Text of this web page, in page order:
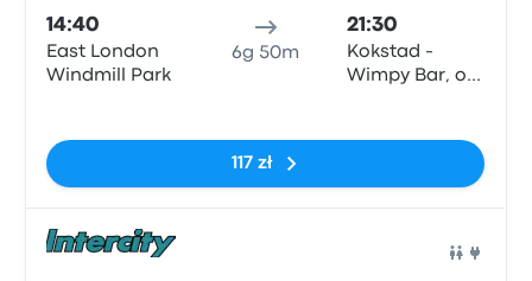
14:40
East London
Windmill Park
6g 50m
21:30
Kokstad -
Wimpy Bar, off
117 zł